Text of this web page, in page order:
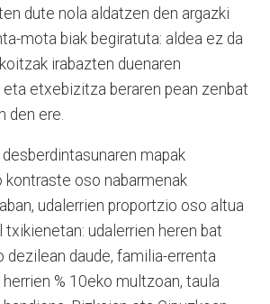
dute nola aldatzen den argazki
mota biak begiratuta: aldea ez da
irabazten duenaren
eta etxebizitza beraren pean zenbat
den ere.
mapak
kontraste oso nabarmenak
udalerrien proportzio oso altua
txikienetan: udalerrien heren bat
dezilean daude, familia-errenta
% 10eko multzoan, taula